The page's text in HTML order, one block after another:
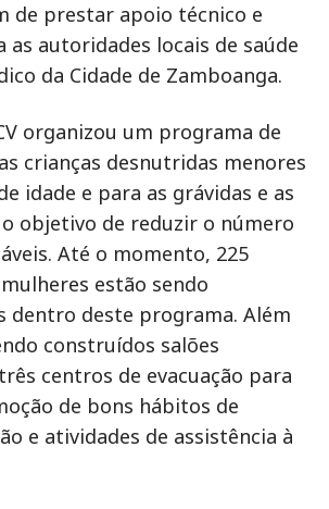
de prestar apoio técnico e
as autoridades locais de saúde
da Cidade de Zamboanga.
organizou um programa de
crianças desnutridas menores
idade e para as grávidas e as
objetivo de reduzir o número
Até o momento, 225
estão sendo
dentro deste programa. Além
construídos salões
centros de evacuação para
de bons hábitos de
e atividades de assistência à